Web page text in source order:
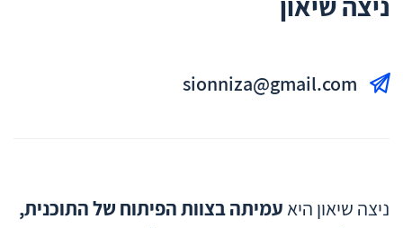
sionniza@gmail.com
ניצה שיאון היאעמיתה בצוות הפיתוח של התוכנית,